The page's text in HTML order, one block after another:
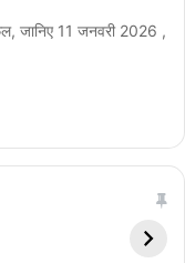
जानिए 11 जनवरी 2026 ,